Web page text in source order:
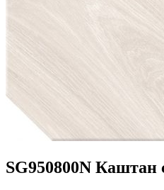
SG950800N Каштан